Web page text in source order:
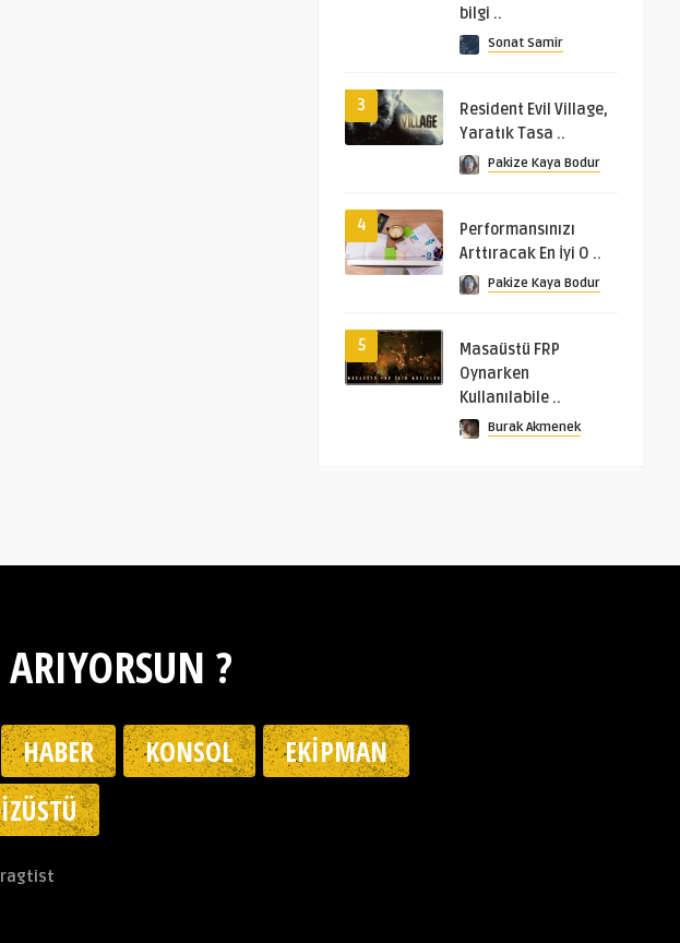
bilgi ..
Sonat Samir
3
Resident Evil Village,
Yaratık Tasa ..
Pakize Kaya Bodur
4
Performansınızı
Arttıracak En İyi O ..
Pakize Kaya Bodur
5
Masaüstü FRP
Oynarken
Kullanılabile ..
Burak Akmenek
?
HABER KONSOL
EKIPMAN